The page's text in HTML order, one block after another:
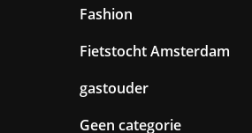
Fashion
Fietstocht Amsterdam
gastouder
Geen categorie